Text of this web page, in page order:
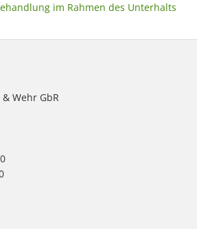
im Rahmen des Unterhalts
Wehr GbR